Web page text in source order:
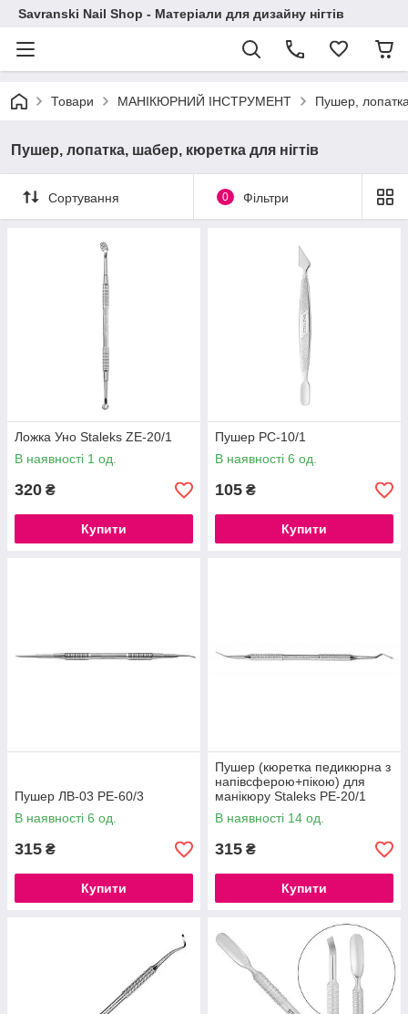
Savranski Nail Shop - Матеріали для дизайну нігтів
Товари МАНІКЮРНИЙ ІНСТРУМЕНТ Пушер,
Пушер, лопатка, шабер, кюретка для нігтів
Сортування 0 Фільтри
Ложка Уно Staleks ZE-20/1
В наявності 1 од.
320 ₴
Купити
Пушер PC-10/1
В наявності 6 од.
105 ₴
Купити
Пушер ЛВ-03 PE-60/3
В наявності 6 од.
315 ₴
Купити
Пушер (кюретка педикюрна з
напівсферою+пікою) для
манікюру Staleks PE-20/1
В наявності 14 од.
315 ₴
Купити